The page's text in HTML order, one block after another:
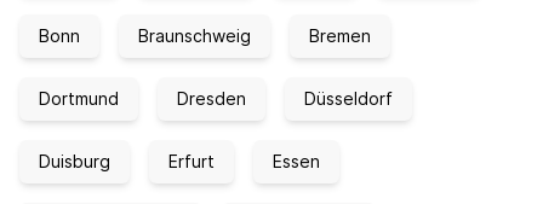
Bonn Braunschweig Bremen
Dortmund Dresden Düsseldorf
Duisburg Erfurt Essen